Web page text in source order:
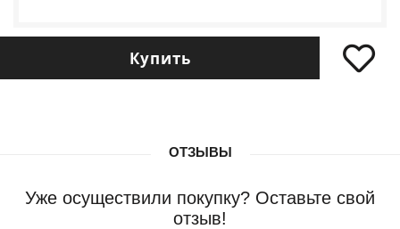
Купить
ОТЗЫВЫ
Уже осуществили покупку? Оставьте свой
отзыв!